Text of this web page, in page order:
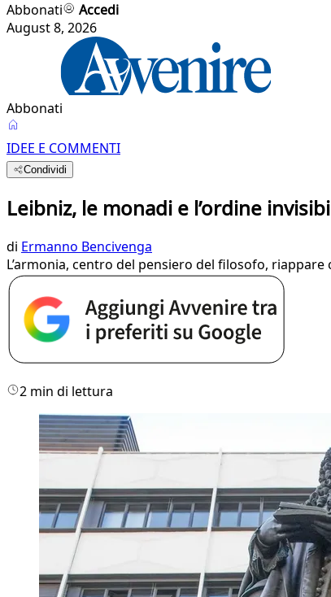
Abbonati
Accedi
August 8, 2026
Abbonati
IDEE E COMMENTI
Condividi
Leibniz, le monadi e l’ordine
di Ermanno Bencivenga
L’armonia, centro del pensiero del filosofo,
2 min di lettura